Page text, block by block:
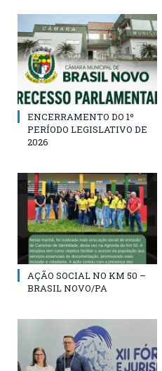
ENCERRAMENTO DO 1º
PERÍODO LEGISLATIVO DE
2026
AÇÃO SOCIAL NO KM 50 –
BRASIL NOVO/PA